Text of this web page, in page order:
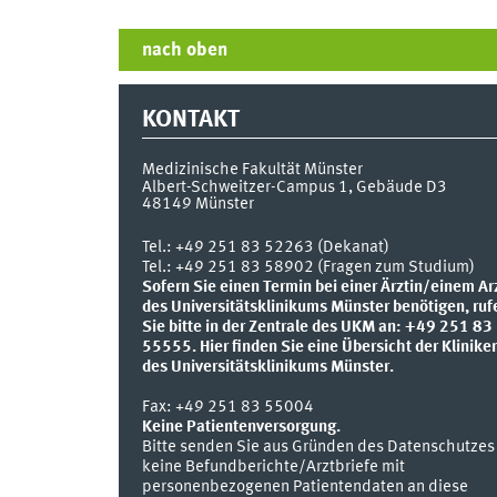
nach oben
KONTAKT
Medizinische Fakultät Münster
Albert-Schweitzer-Campus 1, Gebäude D3
48149 Münster
Tel.: +49 251 83 52263 (Dekanat)
Tel.: +49 251 83 58902 (Fragen zum Studium)
Sofern Sie einen Termin bei einer Ärztin/einem
des Universitätsklinikums Münster benötigen,
Sie bitte in der Zentrale des UKM an: +49 251 83
55555. Hier finden Sie eine Übersicht der
des Universitätsklinikums Münster.
Fax: +49 251 83 55004
Keine Patientenversorgung.
Bitte senden Sie aus Gründen des Datenschutzes
keine Befundberichte/Arztbriefe mit
personenbezogenen Patientendaten an diese